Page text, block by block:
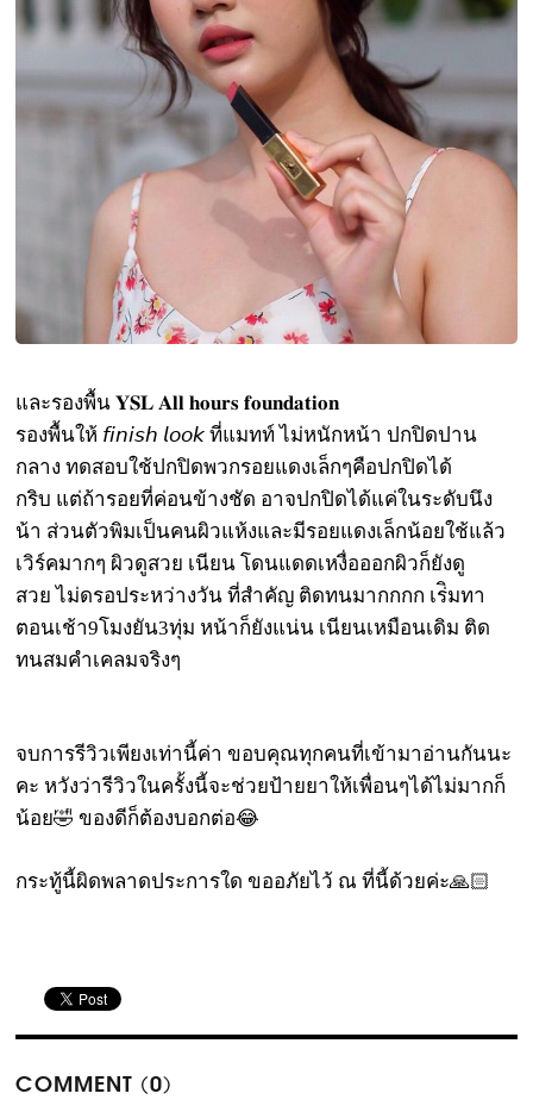
และรองพื้น 𝐘𝐒𝐋 𝐀𝐥𝐥 𝐡𝐨𝐮𝐫𝐬 𝐟𝐨𝐮𝐧𝐝𝐚𝐭𝐢𝐨𝐧
รองพื้นให้ 𝘧𝘪𝘯𝘪𝘴𝘩 𝘭𝘰𝘰𝘬 ที่แมทท์ ไม่หนักหน้า ปกปิดปาน
กลาง ทดสอบใช้ปกปิดพวกรอยแดงเล็กๆคือปกปิดได้
กริบ แต่ถ้ารอยที่ค่อนข้างชัด อาจปกปิดได้แค่ในระดับนึง
น้า ส่วนตัวพิมเป็นคนผิวแห้งและมีรอยแดงเล็กน้อยใช้แล้ว
เวิร์คมากๆ ผิวดูสวย เนียน โดนแดดเหงื่อออกผิวก็ยังดู
สวย ไม่ดรอประหว่างวัน ที่สำคัญ ติดทนมากกกก เร่ิมทา
ตอนเช้า9โมงยัน3ทุ่ม หน้าก็ยังแน่น เนียนเหมือนเดิม ติด
ทนสมคำเคลมจริงๆ
จบการรีวิวเพียงเท่านี้ค่า ขอบคุณทุกคนที่เข้ามาอ่านกันนะ
คะ หวังว่ารีวิวในครั้งนี้จะช่วยป้ายยาให้เพื่อนๆได้ไม่มากก็
น้อย🤣 ของดีก็ต้องบอกต่อ😂
กระทู้นี้ผิดพลาดประการใด ขออภัยไว้ ณ ที่นี้ด้วยค่ะ🙏🏻
COMMENT (0)